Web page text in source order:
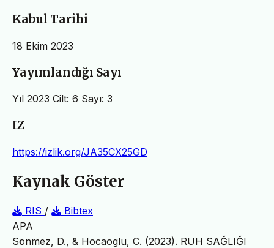
Kabul Tarihi
18 Ekim 2023
Yayımlandığı Sayı
Yıl 2023 Cilt: 6 Sayı: 3
IZ
https://izlik.org/JA35CX25GD
Kaynak Göster
RIS /
Bibtex
APA
Sönmez, D., & Hocaoglu, C. (2023). RUH SAĞLIĞI